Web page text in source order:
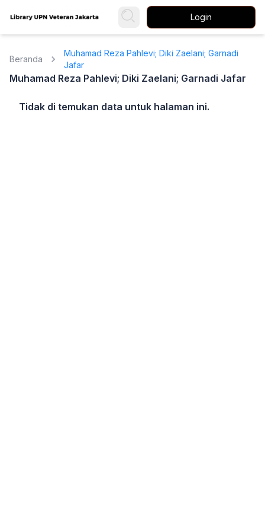
Login
Beranda
Muhamad Reza Pahlevi; Diki Zaelani; Garnadi
Jafar
Muhamad Reza Pahlevi; Diki Zaelani; Garnadi Jafar
Tidak di temukan data untuk halaman ini.